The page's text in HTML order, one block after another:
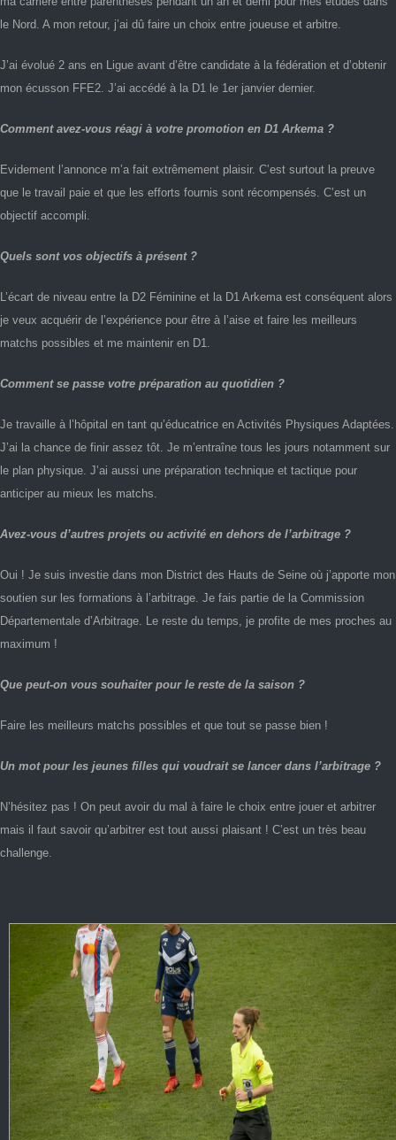
le Nord. A mon retour, j’ai dû faire un choix entre joueuse et arbitre.
J’ai évolué 2 ans en Ligue avant d’être candidate à la fédération et d’obtenir
mon écusson FFE2. J’ai accédé à la D1 le 1er janvier dernier.
Comment avez-vous réagi à votre promotion en D1 Arkema ?
Evidement l’annonce m’a fait extrêmement plaisir. C’est surtout la preuve
que le travail paie et que les efforts fournis sont récompensés. C’est un
objectif accompli.
Quels sont vos objectifs à présent ?
L’écart de niveau entre la D2 Féminine et la D1 Arkema est conséquent alors
je veux acquérir de l’expérience pour être à l’aise et faire les meilleurs
matchs possibles et me maintenir en D1.
Comment se passe votre préparation au quotidien ?
Je travaille à l’hôpital en tant qu’éducatrice en Activités Physiques Adaptées.
J’ai la chance de finir assez tôt. Je m’entraîne tous les jours notamment sur
le plan physique. J’ai aussi une préparation technique et tactique pour
anticiper au mieux les matchs.
Avez-vous d’autres projets ou activité en dehors de l’arbitrage ?
Oui ! Je suis investie dans mon District des Hauts de Seine où j’apporte mon
soutien sur les formations à l’arbitrage. Je fais partie de la Commission
Départementale d’Arbitrage. Le reste du temps, je profite de mes proches au
maximum !
Que peut-on vous souhaiter pour le reste de la saison ?
Faire les meilleurs matchs possibles et que tout se passe bien !
Un mot pour les jeunes filles qui voudrait se lancer dans l’arbitrage ?
N’hésitez pas ! On peut avoir du mal à faire le choix entre jouer et arbitrer
mais il faut savoir qu’arbitrer est tout aussi plaisant ! C’est un très beau
challenge.